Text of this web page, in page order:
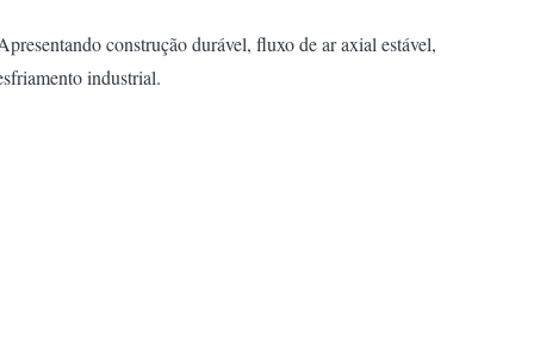
construção durável, fluxo de ar axial estável,
industrial.